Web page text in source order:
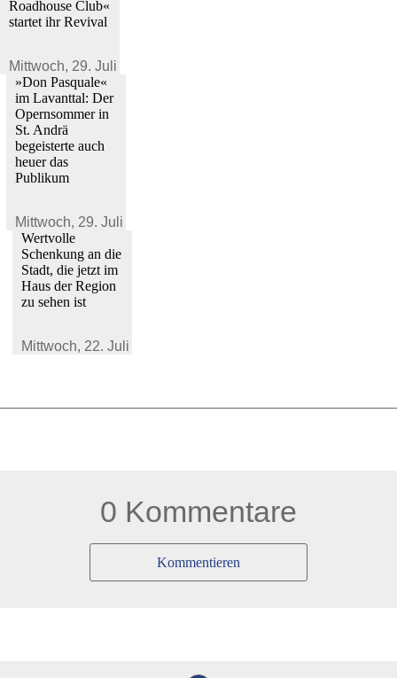
Roadhouse Club«
startet ihr Revival
Mittwoch, 29. Juli 2026
»Don Pasquale«
im Lavanttal: Der
Opernsommer in
St. Andrä
begeisterte auch
heuer das
Publikum
Mittwoch, 29. Juli 2026
Wertvolle
Schenkung an die
Stadt, die jetzt im
Haus der Region
zu sehen ist
Mittwoch, 22. Juli 2026
0 Kommentare
Kommentieren